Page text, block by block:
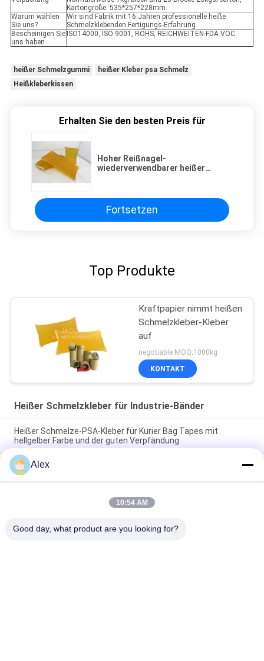
Kartongröße: 535*257*228mm.
Warum wählen
Sie uns?
Wir sind Fabrik mit 16 Jahren professionelle heiße
Schmelzklebenden Fertigungs-Erfahrung.
Bescheinigen Sie
uns haben
ISO14000, ISO 9001, ROHS, REICHWEITEN-FDA-VOC.
heißer Schmelzgummi
heißer Kleber psa Schmelz
Heißkleberkissen
Erhalten Sie den besten Preis für
Hoher Reißnagel-
wiederverwendbarer heißer
Aluminiumband
Fortsetzen
Top Produkte
Kraftpapier nimmt heißen
Schmelzkleber-Kleber
auf
negotiable MOQ:1000kg
KONTAKT
Heißer Schmelzkleber für Industrie-Bänder
Heißer Schmelze-PSA-Kleber für Kurier Bag Tapes mit
hellgelber Farbe und der guten Verpfändung
Hellgelber druckempfindlicher heißer Schmelzkleber für
industrielle Bandanwendungen
100% fester heißer Schmelzkleber-Kleber für doppeltes mit
Seiten versehenes Lochstreifenband Schaum-Band-
Alex
10:54 AM
Good day, what product are you looking for?